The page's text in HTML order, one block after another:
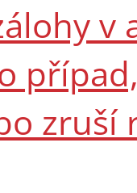
v
zruší